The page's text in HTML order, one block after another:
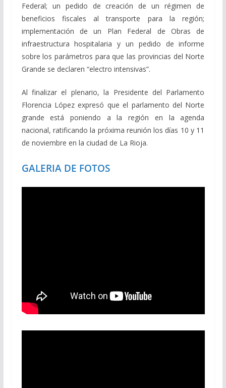
Federal; un pedido de creación de un régimen de
beneficios fiscales al transporte para la región;
implementación de un Plan Federal de Obras de
infraestructura hospitalaria y un pedido de informe
sobre los parámetros para que las provincias del Norte
Grande se declaren “electro intensivas”.
Al finalizar el plenario, la Presidente del Parlamento
Florencia López expresó que el parlamento del Norte
grande está poniendo a la región en la agenda
nacional, ratificando la próxima reunión los días 10 y 11
de noviembre en la ciudad de La Rioja.
GALERIA DE FOTOS